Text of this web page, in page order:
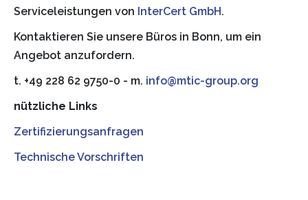
Serviceleistungen von InterCert GmbH.
Kontaktieren Sie unsere Büros in Bonn, um ein
Angebot anzufordern.
t. +49 228 62 9750-0 - m. info@mtic-group.org
nützliche Links
Zertifizierungsanfragen
Technische Vorschriften